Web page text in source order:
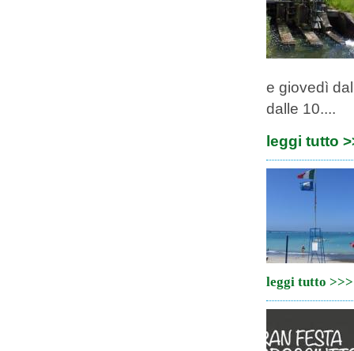
e giovedì
dalle 10....
leggi tutto
leggi tutto >>>